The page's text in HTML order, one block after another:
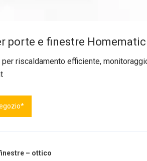
porte e finestre
riscaldamento efficiente,
– ottico